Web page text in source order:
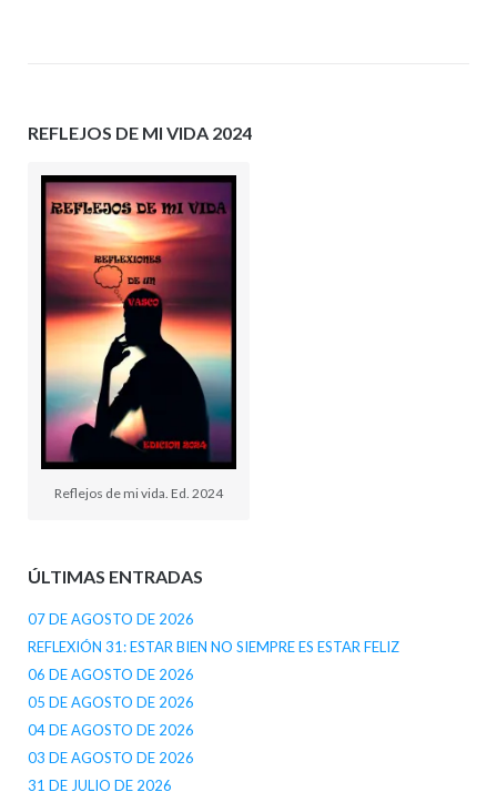
REFLEJOS DE MI VIDA 2024
Reflejos de mi vida. Ed. 2024
ÚLTIMAS ENTRADAS
07 DE AGOSTO DE 2026
REFLEXIÓN 31: ESTAR BIEN NO SIEMPRE ES ESTAR FELIZ
06 DE AGOSTO DE 2026
05 DE AGOSTO DE 2026
04 DE AGOSTO DE 2026
03 DE AGOSTO DE 2026
31 DE JULIO DE 2026